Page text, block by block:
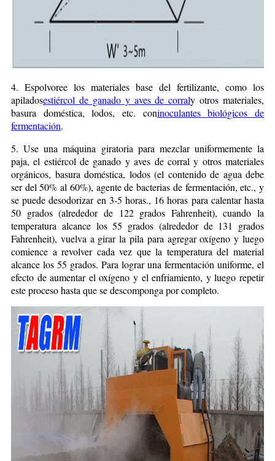
4. Espolvoree los materiales base del fertilizante, como los
apiladosestiércol de ganado y aves de corraly otros materiales,
basura doméstica, lodos, etc. coninoculantes biológicos de
fermentación.
5. Use una máquina giratoria para mezclar uniformemente la
paja, el estiércol de ganado y aves de corral y otros materiales
orgánicos, basura doméstica, lodos (el contenido de agua debe
ser del 50% al 60%), agente de bacterias de fermentación, etc., y
se puede desodorizar en 3-5 horas., 16 horas para calentar hasta
50 grados (alrededor de 122 grados Fahrenheit), cuando la
temperatura alcance los 55 grados (alrededor de 131 grados
Fahrenheit), vuelva a girar la pila para agregar oxígeno y luego
comience a revolver cada vez que la temperatura del material
alcance los 55 grados. Para lograr una fermentación uniforme, el
efecto de aumentar el oxígeno y el enfriamiento, y luego repetir
este proceso hasta que se descomponga por completo.